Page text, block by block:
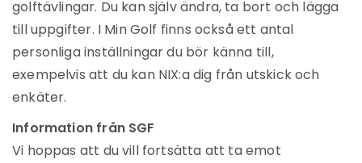
golftävlingar. Du kan själv ändra, ta bort och lägga
till uppgifter. I Min Golf finns också ett antal
personliga inställningar du bör känna till,
exempelvis att du kan NIX:a dig från utskick och
enkäter.
Information från SGF
Vi hoppas att du vill fortsätta att ta emot